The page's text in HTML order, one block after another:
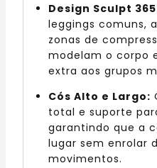
Design Sculpt
leggings comuns,
zonas de
modelam o corpo
extra aos grupos
Cós Alto e Largo:
total e suporte
garantindo que a
lugar sem enrolar
movimentos.